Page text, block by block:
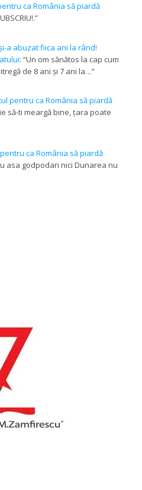
ca România să piardă
”
a abuzat fiica ani la rând!
: “Un om sănătos la cap cum
de 8 ani și 7 ani la…”
pentru ca România să piardă
să-ti meargă bine, țara poate
ca România să piardă
asa godpodari nici Dunarea nu